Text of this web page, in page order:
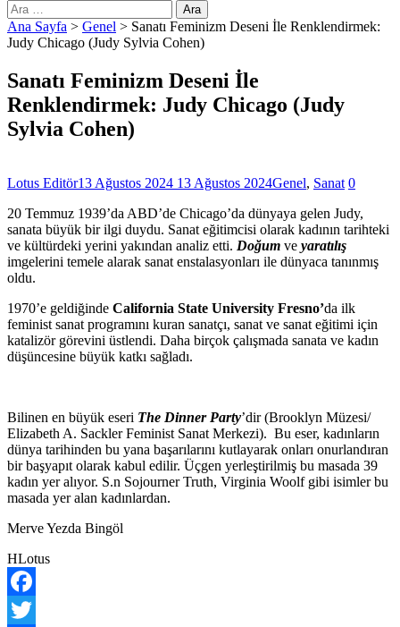
Arama:
Ana Sayfa > Genel > Sanatı Feminizm Deseni İle Renklendirmek:
Judy Chicago (Judy Sylvia Cohen)
Sanatı Feminizm Deseni İle
Renklendirmek: Judy Chicago (Judy
Sylvia Cohen)
Lotus Editör13 Ağustos 2024 13 Ağustos 2024Genel, Sanat 0
20 Temmuz 1939’da ABD’de Chicago’da dünyaya gelen Judy,
sanata büyük bir ilgi duydu. Sanat eğitimcisi olarak kadının tarihteki
ve kültürdeki yerini yakından analiz etti. Doğum ve yaratılış
imgelerini temele alarak sanat enstalasyonları ile dünyaca tanınmış
oldu.
1970’e geldiğinde California State University Fresno’da ilk
feminist sanat programını kuran sanatçı, sanat ve sanat eğitimi için
katalizör görevini üstlendi. Daha birçok çalışmada sanata ve kadın
düşüncesine büyük katkı sağladı.
Bilinen en büyük eseri The Dinner Party’dir (Brooklyn Müzesi/
Elizabeth A. Sackler Feminist Sanat Merkezi). Bu eser, kadınların
dünya tarihinden bu yana başarılarını kutlayarak onları onurlandıran
bir başyapıt olarak kabul edilir. Üçgen yerleştirilmiş bu masada 39
kadın yer alıyor. S.n Sojourner Truth, Virginia Woolf gibi isimler bu
masada yer alan kadınlardan.
Merve Yezda Bingöl
HLotus
Facebook